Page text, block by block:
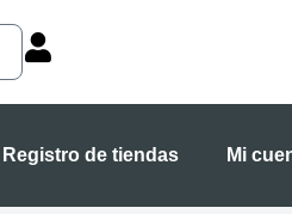
Registro de tiendas Mi